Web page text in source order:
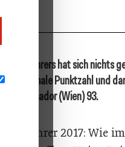
hat sich nichts
maximale Punktzahl und
das Amador (Wien) 93.
2017: Wie